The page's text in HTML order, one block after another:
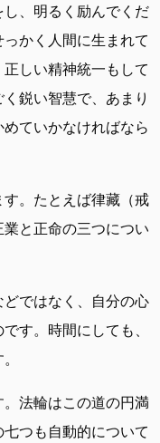
し、明るく励んでくだ
かく人間に生まれて
しい精神統一もして
鋭い智慧で、あまり
ていかなければなら
。たとえば律藏（戒
と正命の三つについ
ではなく、自分の心
す。時間にしても、
法輪はこの道の円満
つも自動的について